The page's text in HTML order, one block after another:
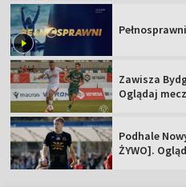
Zawisza
Oglądaj
Podhale
ŻYWO].